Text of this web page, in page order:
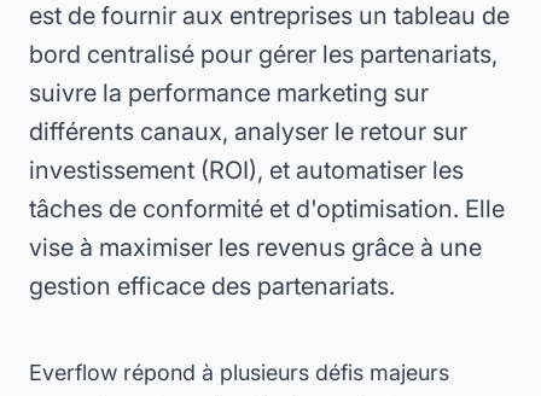
est de fournir aux entreprises un tableau de
bord centralisé pour gérer les partenariats,
suivre la performance marketing sur
différents canaux, analyser le retour sur
investissement (ROI), et automatiser les
tâches de conformité et d'optimisation. Elle
vise à maximiser les revenus grâce à une
gestion efficace des partenariats.
Everflow répond à plusieurs défis majeurs